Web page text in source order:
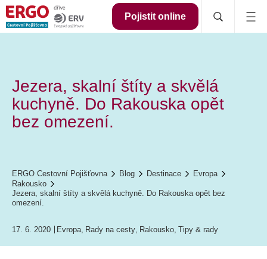
Pojistit online
Jezera, skalní štíty a skvělá
kuchyně. Do Rakouska opět
bez omezení.
ERGO Cestovní Pojišťovna Blog Destinace
Evropa
Rakousko
Jezera, skalní štíty a skvělá kuchyně. Do Rakouska opět bez
omezení.
17. 6. 2020 Evropa, Rady na cesty, Rakousko, Tipy & rady